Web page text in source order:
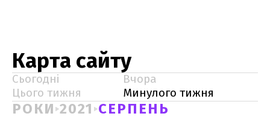
Карта сайту
Сьогодні
Вчора
Цього тижня
Минулого тижня
РОКИ 2021 СЕРПЕНЬ